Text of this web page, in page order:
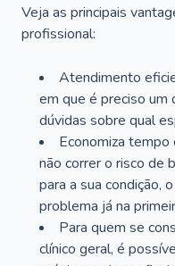
Veja as principais
profissional:
Atendimento
em que é preciso um
dúvidas sobre qual
Economiza
não correr o risco de
para a sua condição,
problema já na
Para quem se
clínico geral, é